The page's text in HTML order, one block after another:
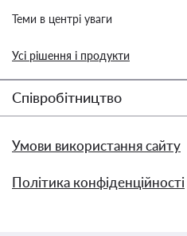
Теми в центрі уваги
Усі рішення і продукти
Співробітництво
Умови використання сайту
Політика конфіденційності